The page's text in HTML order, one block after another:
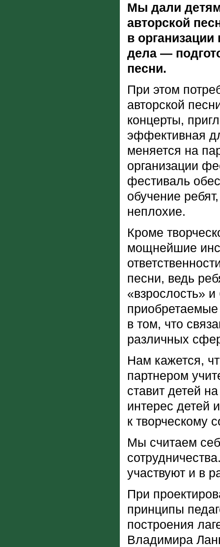
Мы дали
авторской
в организации
дела —
песни.
При этом
авторской
концерты,
эффективная
меняется на
организации
фестиваль
обучение
неплохие.
Кроме
мощнейшие
песни, ведь
«взрослость»
приобретаемые
в том, что
различных
Нам кажется,
партнером
ставит детей
интерес детей
к творческому
Мы считаем
участвуют и в
При
принципы
построения
Владимира